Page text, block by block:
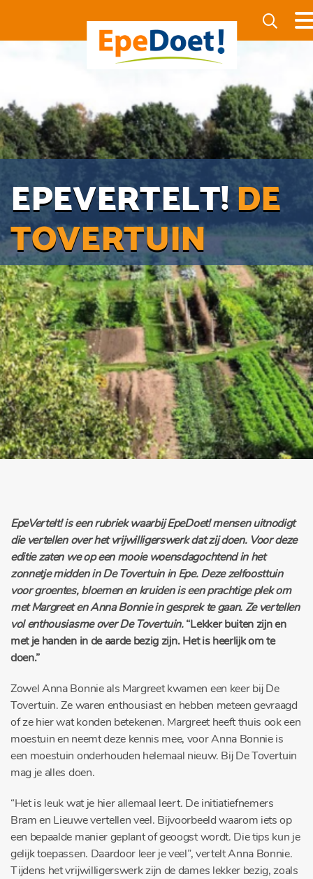
EPEVERTELT!DE
TOVERTUIN
EpeVertelt! is een rubriek waarbij EpeDoet! mensen uitnodigt
die vertellen over het vrijwilligerswerk dat zij doen. Voor deze
editie zaten we op een mooie woensdagochtend in het
zonnetje midden in De Tovertuin in Epe. Deze zelfoosttuin
voor groentes, bloemen en kruiden is een prachtige plek om
met Margreet en Anna Bonnie in gesprek te gaan. Ze vertellen
vol enthousiasme over De Tovertuin.“Lekker buiten zijn en
met je handen in de aarde bezig zijn. Het is heerlijk om te
doen.”
Zowel Anna Bonnie als Margreet kwamen een keer bij De
Tovertuin. Ze waren enthousiast en hebben meteen gevraagd
of ze hier wat konden betekenen. Margreet heeft thuis ook een
moestuin en neemt deze kennis mee, voor Anna Bonnie is
een moestuin onderhouden helemaal nieuw. Bij De Tovertuin
mag je alles doen.
“Het is leuk wat je hier allemaal leert. De initiatiefnemers
Bram en Lieuwe vertellen veel. Bijvoorbeeld waarom iets op
een bepaalde manier geplant of geoogst wordt. Die tips kun je
gelijk toepassen. Daardoor leer je veel”, vertelt Anna Bonnie.
Tijdens het vrijwilligerswerk zijn de dames lekker bezig, zoals